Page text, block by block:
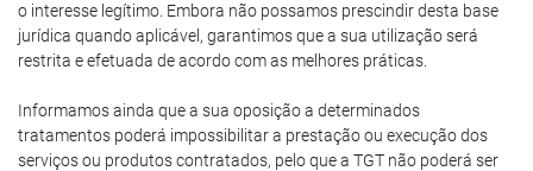
o interesse legítimo. Embora não possamos prescindir desta base
jurídica quando aplicável, garantimos que a sua utilização será
restrita e efetuada de acordo com as melhores práticas.
Informamos ainda que a sua oposição a determinados
tratamentos poderá impossibilitar a prestação ou execução dos
serviços ou produtos contratados, pelo que a TGT não poderá ser